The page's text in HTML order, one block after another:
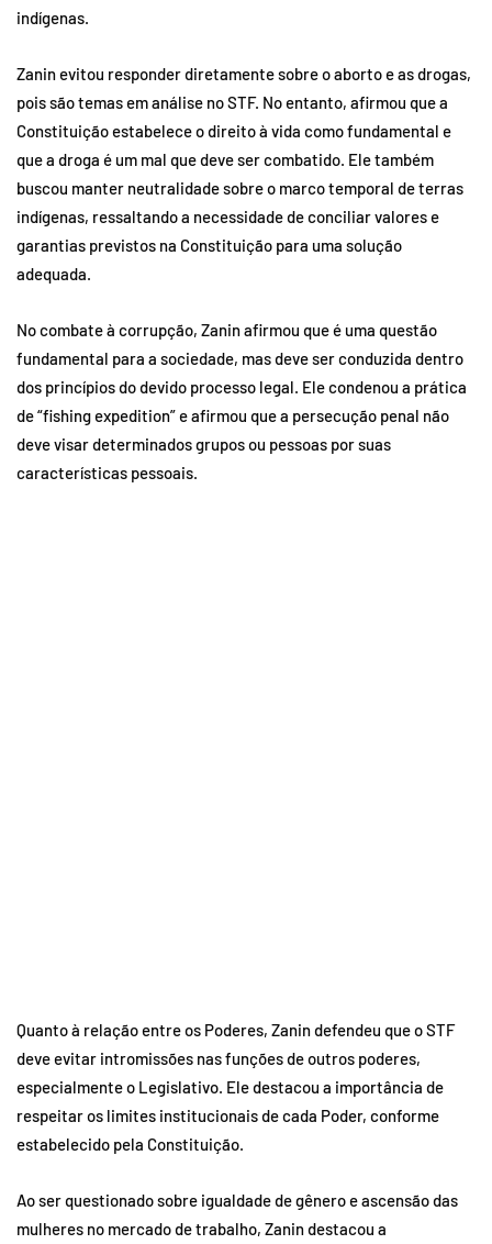
indígenas.
Zanin evitou responder diretamente sobre o aborto e as drogas,
pois são temas em análise no STF. No entanto, afirmou que a
Constituição estabelece o direito à vida como fundamental e
que a droga é um mal que deve ser combatido. Ele também
buscou manter neutralidade sobre o marco temporal de terras
indígenas, ressaltando a necessidade de conciliar valores e
garantias previstos na Constituição para uma solução
adequada.
No combate à corrupção, Zanin afirmou que é uma questão
fundamental para a sociedade, mas deve ser conduzida dentro
dos princípios do devido processo legal. Ele condenou a prática
de “fishing expedition” e afirmou que a persecução penal não
deve visar determinados grupos ou pessoas por suas
características pessoais.
Quanto à relação entre os Poderes, Zanin defendeu que o STF
deve evitar intromissões nas funções de outros poderes,
especialmente o Legislativo. Ele destacou a importância de
respeitar os limites institucionais de cada Poder, conforme
estabelecido pela Constituição.
Ao ser questionado sobre igualdade de gênero e ascensão das
mulheres no mercado de trabalho, Zanin destacou a